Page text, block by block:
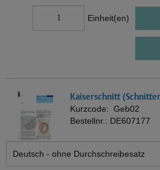
Einheit(en)
Kaiserschnitt
Kurzcode: Geb02
Bestellnr.: DE607177